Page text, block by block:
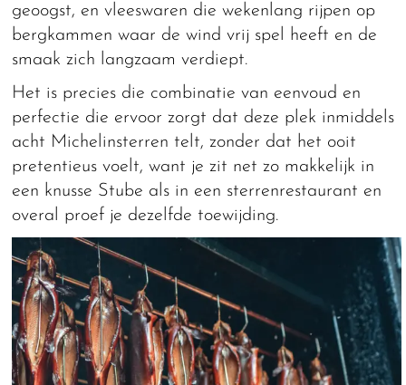
geoogst, en vleeswaren die wekenlang rijpen op
bergkammen waar de wind vrij spel heeft en de
smaak zich langzaam verdiept.
Het is precies die combinatie van eenvoud en
perfectie die ervoor zorgt dat deze plek inmiddels
acht Michelinsterren telt, zonder dat het ooit
pretentieus voelt, want je zit net zo makkelijk in
een knusse Stube als in een sterrenrestaurant en
overal proef je dezelfde toewijding.